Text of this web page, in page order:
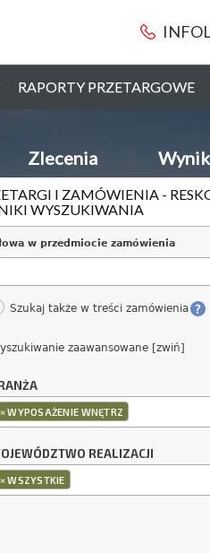
RAPORTY PRZETARGOWE
Zlecenia
I ZAMÓWIENIA -
WYSZUKIWANIA
w przedmiocie zamówienia
Szukaj także w treści zamówienia
zaawansowane [zwiń]
×WYPOSAŻENIE WNĘTRZ
REALIZACJI
×WSZYSTKIE